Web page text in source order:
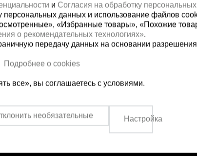
90 +7 (938) 992-1-992
Заказать звонок
Вс: выходной
и Согласия на обработку
данных и использование файлов
«Избранные товары», «Похожие
о рекомендательных технологиях».
передачу данных на основании
Подробнее о cookies
все», вы соглашаетесь с условиями.
необязательные Настройка